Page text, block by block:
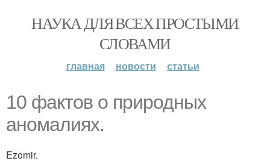
НАУКА ДЛЯ ВСЕХ ПРОСТЫМИ
СЛОВАМИ
главная новости статьи
10 фактов о природных
аномалиях.
Ezomir.